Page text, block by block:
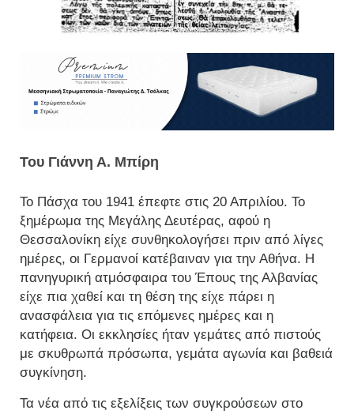
Του Γιάννη Α. Μπίρη
Το Πάσχα του 1941 έπεφτε στις 20 Απριλίου. Το
ξημέρωμα της Μεγάλης Δευτέρας, αφού η
Θεσσαλονίκη είχε συνθηκολογήσει πριν από λίγες
ημέρες, οι Γερμανοί κατέβαιναν για την Αθήνα. Η
πανηγυρική ατμόσφαιρα του Έπους της Αλβανίας
είχε πια χαθεί και τη θέση της είχε πάρει η
ανασφάλεια για τις επόμενες ημέρες και η
κατήφεια. Οι εκκλησίες ήταν γεμάτες από πιστούς
με σκυθρωπά πρόσωπα, γεμάτα αγωνία και βαθειά
συγκίνηση.
Τα νέα από τις εξελίξεις των συγκρούσεων στο